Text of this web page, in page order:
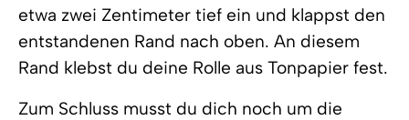
etwa zwei Zentimeter tief ein und klappst den
entstandenen Rand nach oben. An diesem
Rand klebst du deine Rolle aus Tonpapier fest.
Zum Schluss musst du dich noch um die